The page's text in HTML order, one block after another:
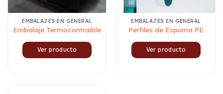
EMBALAJES EN GENERAL
Embalaje Termocontraible
Ver producto
EMBALAJES EN GENERAL
Perfiles de Espuma PE
Ver producto